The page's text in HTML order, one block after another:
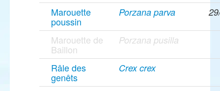
Marouette
poussin
Porzana parva
Marouette de
Baillon
Porzana pusilla
Râle des
genêts
Crex crex